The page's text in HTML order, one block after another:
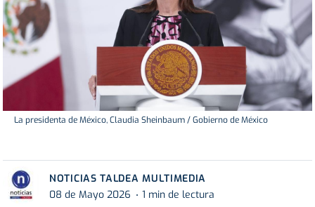
La presidenta de México, Claudia Sheinbaum / Gobierno de México
NOTICIAS TALDEA MULTIMEDIA
08 de Mayo 2026
1 min de lectura